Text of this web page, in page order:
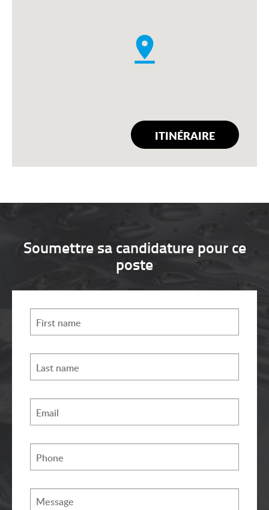
ITINÉRAIRE
Soumettre sa candidature pour ce
poste
First name
Last name
Email
Phone
Message